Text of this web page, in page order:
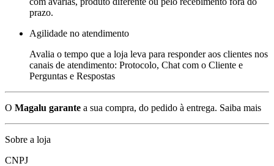
prazo.
Agilidade no atendimento
Avalia o tempo que a loja leva para responder aos clientes nos
canais de atendimento: Protocolo, Chat com o Cliente e
Perguntas e Respostas
O Magalu garante a sua compra, do pedido à entrega. Saiba mais
Sobre a loja
CNPJ